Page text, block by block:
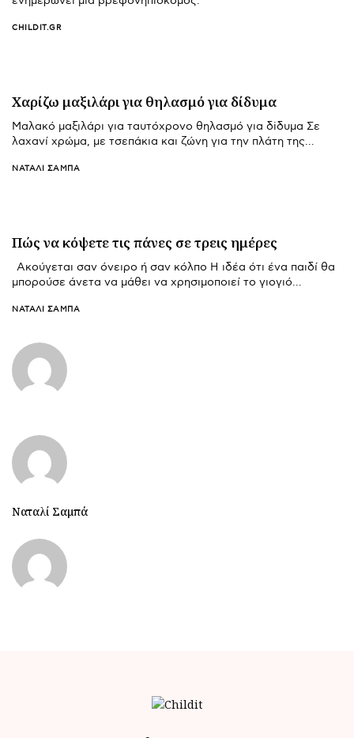
CHILDIT.GR
Χαρίζω μαξιλάρι για θηλασμό για δίδυμα
Μαλακό μαξιλάρι για ταυτόχρονο θηλασμό για δiδυμα Σε
λαχανί χρώμα, με τσεπάκια και ζώνη για την πλάτη της…
ΝΑΤΑΛΊ ΣΑΜΠΆ
Πώς να κόψετε τις πάνες σε τρεις ημέρες
Aκούγεται σαν όνειρο ή σαν κόλπο Η ιδέα ότι ένα παιδί θα
μπορούσε άνετα να μάθει να χρησιμοποιεί το γιογιό…
ΝΑΤΑΛΊ ΣΑΜΠΆ
Ναταλί Σαμπά